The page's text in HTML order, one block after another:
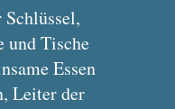
und Tische
Essen
Leiter der